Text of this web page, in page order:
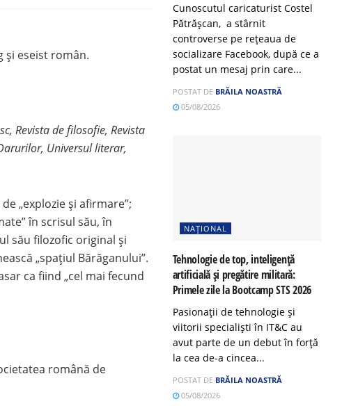
și eseist român.
Revista de filosofie, Revista
Universul literar,
„explozie și afirmare”;
în scrisul său, în
său filozofic original și
„spațiul Bărăganului”.
ca fiind „cel mai fecund
română de
Cunoscutul caricaturist Costel
Pătrășcan, a stârnit
controverse pe rețeaua de
socializare Facebook, după ce a
postat un mesaj prin care...
POSTAT DE BRĂILA NOASTRĂ
05/08/2026
NAȚIONAL
Tehnologie de top, inteligență
artificială și pregătire militară:
Primele zile la Bootcamp STS 2026
Pasionații de tehnologie și
viitorii specialiști în IT&C au
avut parte de un debut în forță
la cea de-a cincea...
POSTAT DE BRĂILA NOASTRĂ
05/08/2026